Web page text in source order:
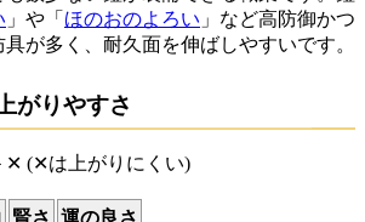
」や「 ほのおのよろい 」など高防御かつ
が多く、耐久面を伸ばしやすいです。
がりやすさ
は上がりにくい)